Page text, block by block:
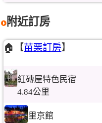
附近訂房
🏠【苗栗訂房】
紅磚屋特色民宿
4.84公里
里京館